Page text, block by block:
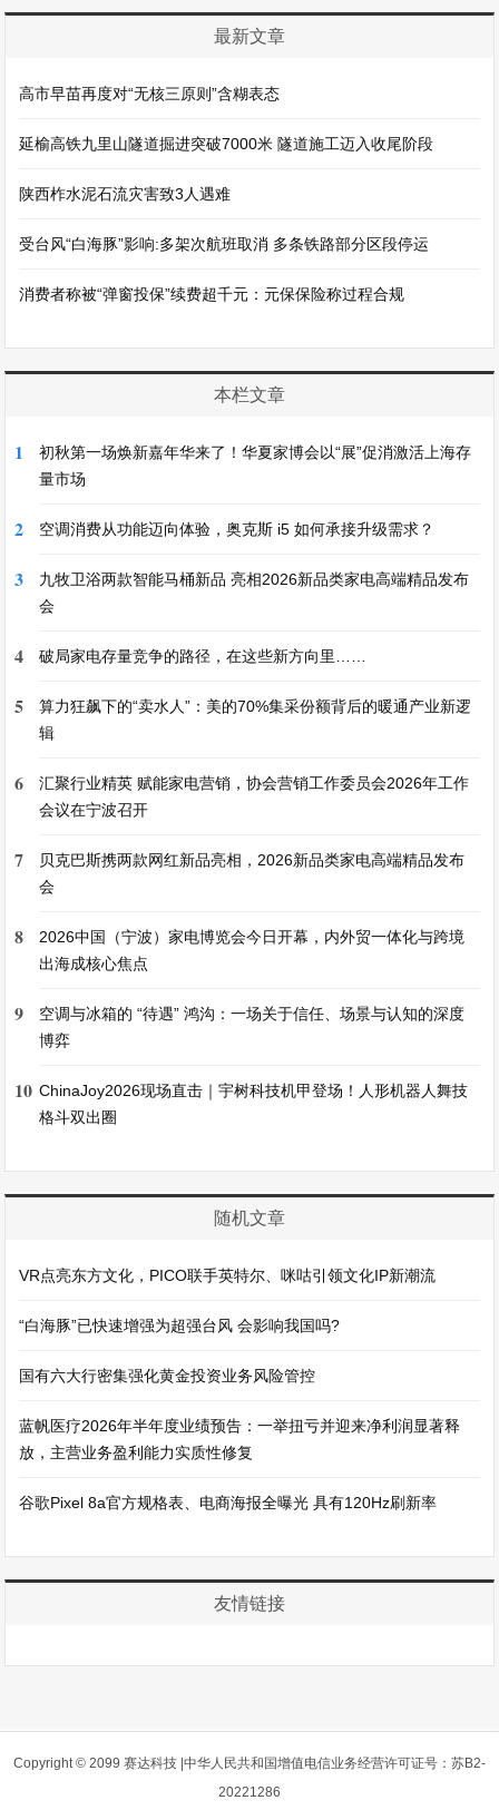
最新文章
高市早苗再度对“无核三原则”含糊表态
延榆高铁九里山隧道掘进突破7000米 隧道施工迈入收尾阶段
陕西柞水泥石流灾害致3人遇难
受台风“白海豚”影响:多架次航班取消 多条铁路部分区段停运
消费者称被“弹窗投保”续费超千元：元保保险称过程合规
本栏文章
1
初秋第一场焕新嘉年华来了！华夏家博会以“展”促消激活上海存
量市场
2 空调消费从功能迈向体验，奥克斯 i5 如何承接升级需求？
3
九牧卫浴两款智能马桶新品 亮相2026新品类家电高端精品发布
会
4 破局家电存量竞争的路径，在这些新方向里……
5
算力狂飙下的“卖水人”：美的70%集采份额背后的暖通产业新逻
辑
6
汇聚行业精英 赋能家电营销，协会营销工作委员会2026年工作
会议在宁波召开
7
贝克巴斯携两款网红新品亮相，2026新品类家电高端精品发布
会
8
2026中国（宁波）家电博览会今日开幕，内外贸一体化与跨境
出海成核心焦点
9
空调与冰箱的 “待遇” 鸿沟：一场关于信任、场景与认知的深度
博弈
10 ChinaJoy2026现场直击｜宇树科技机甲登场！人形机器人舞技
格斗双出圈
随机文章
VR点亮东方文化，PICO联手英特尔、咪咕引领文化IP新潮流
“白海豚”已快速增强为超强台风 会影响我国吗?
国有六大行密集强化黄金投资业务风险管控
蓝帆医疗2026年半年度业绩预告：一举扭亏并迎来净利润显著释
放，主营业务盈利能力实质性修复
谷歌Pixel 8a官方规格表、电商海报全曝光 具有120Hz刷新率
友情链接
Copyright © 2099 赛达科技 |中华人民共和国增值电信业务经营许可证号：苏B2-
20221286